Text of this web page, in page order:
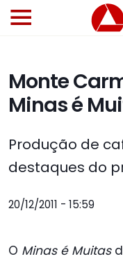
Monte
Minas é
Produção de
destaques do
20/12/2011 - 15:59
O Minas é Muitas